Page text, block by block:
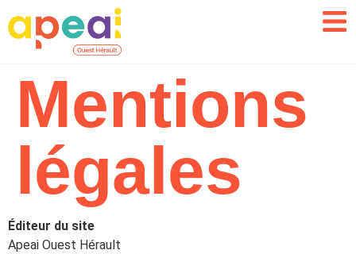
Mentions
légales
Éditeur du site
Apeai Ouest Hérault